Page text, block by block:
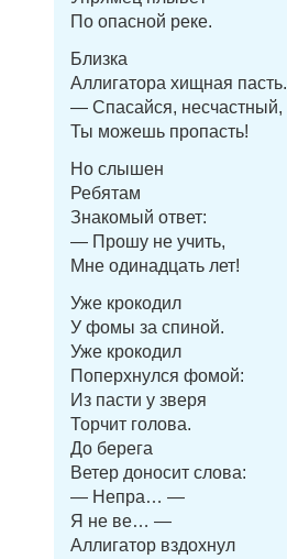
По опасной реке.
Близка
Аллигатора хищная пасть.
— Спасайся, несчастный,
Ты можешь пропасть!
Но слышен
Ребятам
Знакомый ответ:
— Прошу не учить,
Мне одинадцать лет!
Уже крокодил
У фомы за спиной.
Уже крокодил
Поперхнулся фомой:
Из пасти у зверя
Торчит голова.
До берега
Ветер доносит слова:
— Непра… —
Я не ве… —
Аллигатор вздохнул